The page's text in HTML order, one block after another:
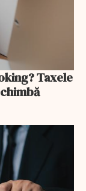
Taxele